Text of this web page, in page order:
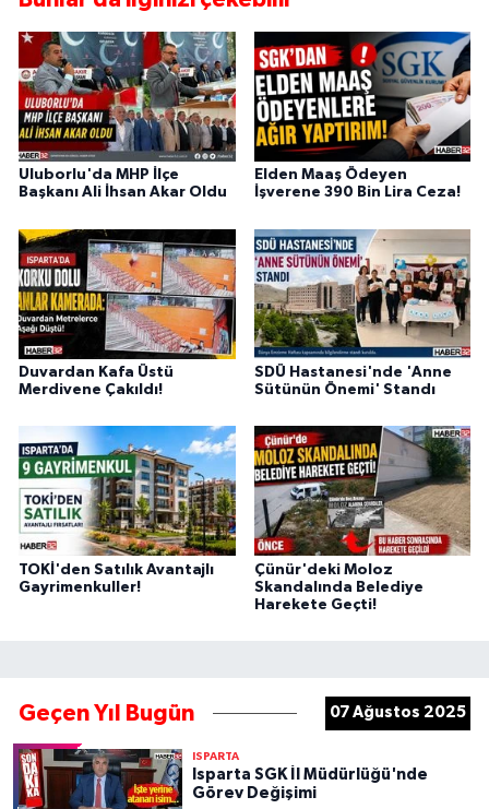
Uluborlu'da MHP İlçe
Başkanı Ali İhsan Akar Oldu
Elden Maaş Ödeyen
İşverene 390 Bin Lira Ceza!
Duvardan Kafa Üstü
Merdivene Çakıldı!
SDÜ Hastanesi'nde 'Anne
Sütünün Önemi' Standı
TOKİ'den Satılık Avantajlı
Gayrimenkuller!
Çünür'deki Moloz
Skandalında Belediye
Harekete Geçti!
Geçen Yıl Bugün 07 Ağustos 2025
ISPARTA
Isparta SGK İl Müdürlüğü'nde
Görev Değişimi